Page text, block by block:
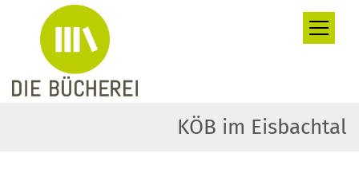
Zum Inhalt springen
KÖB im Eisbachtal